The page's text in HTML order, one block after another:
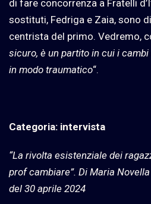
di fare concorrenza a Fratelli
sostituti, Fedriga e Zaia, sono
centrista del primo. Vedremo,
sicuro, è un partito in cui i
in modo traumatico“.
Categoria: intervista
“La rivolta esistenziale dei
prof cambiare”. Di Maria
del 30 aprile 2024